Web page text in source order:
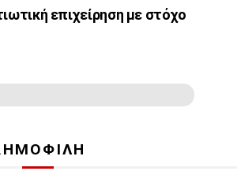
επιχείρηση με στόχο